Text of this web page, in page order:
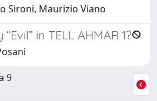
Sironi, Maurizio Viano
in TELL AHMAR 1?
9